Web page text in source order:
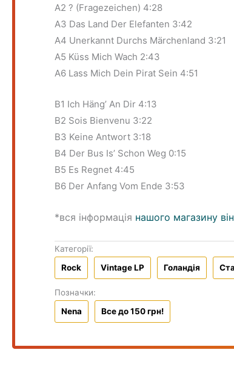
A2 ? (Fragezeichen) 4:28
A3 Das Land Der Elefanten 3:42
A4 Unerkannt Durchs Märchenland 3:21
A5 Küss Mich Wach 2:43
A6 Lass Mich Dein Pirat Sein 4:51
B1 Ich Häng’ An Dir 4:13
B2 Sois Bienvenu 3:22
B3 Keine Antwort 3:18
B4 Der Bus Is’ Schon Weg 0:15
B5 Es Regnet 4:45
B6 Der Anfang Vom Ende 3:53
*вся інформація нашого магазину
Категорії:
Rock
Vintage LP Голандiя
Позначки:
Nena
Все до 150 грн!